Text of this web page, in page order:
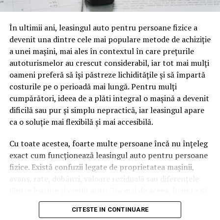
oamenii cu adevărat. Dacă transcrierea ajunge pe o
cuvinte tematice, scrise exact în limbajul în care se
caută.
Apoi vine partea de comportament. O pagină pe care
vizitatorii stau zece, cincisprezece minute ca să
urmărească replay-ul trimite un semnal greu de ignorat.
Google nu îți măsoară direct satisfacția, însă timpul
petrecut, scrollul și revenirile spun ceva despre cât de
util e materialul.
Și mai e ceva ce se uită ușor. Un webinar reușit atrage
linkuri aproape de la sine. Cineva îl menționează într-un
newsletter, altcineva îl citează într-un articol, un
partener îl trimite în comunitatea lui. Fiecare astfel de
tău, iar autoritatea e moneda forte în SEO.
În ultimii ani, leasingul auto pentru persoane fizice a
devenit una dintre cele mai populare metode de achiziție
a unei mașini, mai ales în contextul în care prețurile
autoturismelor au crescut considerabil, iar tot mai mulți
oameni preferă să își păstreze lichiditățile și să împartă
costurile pe o perioadă mai lungă. Pentru mulți
cumpărători, ideea de a plăti integral o mașină a devenit
dificilă sau pur și simplu nepractică, iar leasingul apare
ca o soluție mai flexibilă și mai accesibilă.
Cu toate acestea, foarte multe persoane încă nu înțeleg
exact cum funcționează leasingul auto pentru persoane
fizice. Există confuzii legate de proprietatea mașinii,
avans, rate, dobânzi, valoare reziduală sau diferențele
semnezi orice contract, este important să înțelegi clar
mecanismul acestui tip de finanțare și să știi la ce să fii
CITESTE IN CONTINUARE